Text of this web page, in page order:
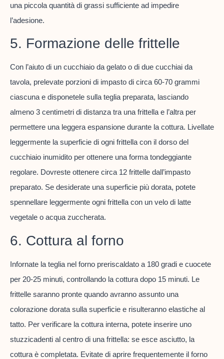
una piccola quantità di grassi sufficiente ad impedire
l’adesione.
5. Formazione delle frittelle
Con l’aiuto di un cucchiaio da gelato o di due cucchiai da
tavola, prelevate porzioni di impasto di circa 60-70 grammi
ciascuna e disponetele sulla teglia preparata, lasciando
almeno 3 centimetri di distanza tra una frittella e l’altra per
permettere una leggera espansione durante la cottura. Livellate
leggermente la superficie di ogni frittella con il dorso del
cucchiaio inumidito per ottenere una forma tondeggiante
regolare. Dovreste ottenere circa 12 frittelle dall’impasto
preparato. Se desiderate una superficie più dorata, potete
spennellare leggermente ogni frittella con un velo di latte
vegetale o acqua zuccherata.
6. Cottura al forno
Infornate la teglia nel forno preriscaldato a 180 gradi e cuocete
per 20-25 minuti, controllando la cottura dopo 15 minuti. Le
frittelle saranno pronte quando avranno assunto una
colorazione dorata sulla superficie e risulteranno elastiche al
tatto. Per verificare la cottura interna, potete inserire uno
stuzzicadenti al centro di una frittella: se esce asciutto, la
cottura è completata. Evitate di aprire frequentemente il forno